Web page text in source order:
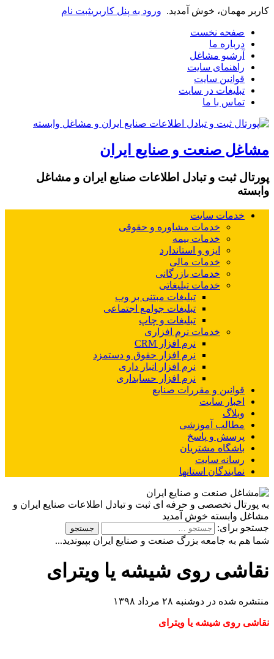
کاربر مهمان، خوش آمدید. ورود به پنل کاربریثبت نام
صفحه نخست
درباره ما
آرشیو مشاغل
راهنمای سایت
قوانین سایت
تبلیغات در سایت
تماس با ما
مشاغل صنعت و صنایع ایران
پورتال ثبت و تبادل اطلاعات صنایع ایران و مشاغل
وابسته
خدمات سایت
خدمات مشاوره و حقوقی
خدمات بیمه
ایزو و استاندارد
خدمات مالی
خدمات بازرگانی
خدمات تبلیغاتی
تبلیغات مبتنی بر وب
تبلیغات جوامع اجتماعی
تبلیغات و چاپ
خدمات نرم افزاری
نرم افزار CRM
نرم افزار حقوق و دستمزد
نرم افزار انبار داری
نرم افزار حسابداری
قوانین و مقررات صنایع
اخبار سایت
وبلاگ
مطالب آموزشی
پرسش و پاسخ
باشگاه مشتریان
رسانه سایت
نمایندگان استانها
به پورتال تخصصی و حرفه ای ثبت و تبادل اطلاعات صنایع ایران و
مشاغل وابسته خوش آمدید
جستجو برای:
شما هم به جامعه بزرگ صنعت و صنایع ایران بپیوندید...
نقاشی روی شیشه یا ویترای
منتشره شده در دوشنبه ۲۸ مرداد ۱۳۹۸
نقاشی روی شیشه یا ویترای